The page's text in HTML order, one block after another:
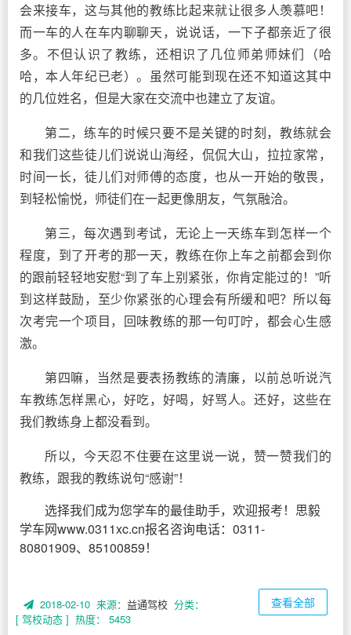
会来接车，这与其他的教练比起来就让很多人羡慕吧！
而一车的人在车内聊聊天，说说话，一下子都亲近了很
多。不但认识了教练，还相识了几位师弟师妹们（哈
哈，本人年纪已老）。虽然可能到现在还不知道这其中
的几位姓名，但是大家在交流中也建立了友谊。
第二，练车的时候只要不是关键的时刻，教练就会
和我们这些徒儿们说说山海经，侃侃大山，拉拉家常，
时间一长，徒儿们对师傅的态度，也从一开始的敬畏，
到轻松愉悦，师徒们在一起更像朋友，气氛融洽。
第三，每次遇到考试，无论上一天练车到怎样一个
程度，到了开考的那一天，教练在你上车之前都会到你
的跟前轻轻地安慰“到了车上别紧张，你肯定能过的！”听
到这样鼓励，至少你紧张的心理会有所缓和吧？所以每
次考完一个项目，回味教练的那一句叮咛，都会心生感
激。
第四嘛，当然是要表扬教练的清廉，以前总听说汽
车教练怎样黑心，好吃，好喝，好骂人。还好，这些在
我们教练身上都没看到。
所以，今天忍不住要在这里说一说，赞一赞我们的
教练，跟我的教练说句“感谢”！
选择我们成为您学车的最佳助手，欢迎报考！思毅
学车网www.0311xc.cn报名咨询电话：0311-
80801909、85100859！
2018-02-10 来源：益通驾校 分类：
[ 驾校动态 ] 热度： 5453
查看全部